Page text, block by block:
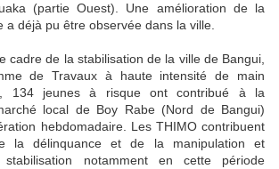
(partie Ouest). Une amélioration de la
a déjà pu être observée dans la ville.
cadre de la stabilisation de la ville de Bangui,
de Travaux à haute intensité de main
134 jeunes à risque ont contribué à la
local de Boy Rabe (Nord de Bangui)
hebdomadaire. Les THIMO contribuent
la délinquance et de la manipulation et
notamment en cette période